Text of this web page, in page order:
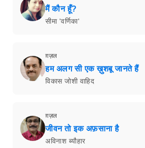
मैं कौन हूँ?
सीमा 'वर्णिका'
ग़ज़ल
हम अलग सी एक ख़ुशबू जानते हैं
विकास जोशी वाहिद
ग़ज़ल
जीवन तो इक अफ़साना है
अविनाश ब्यौहार